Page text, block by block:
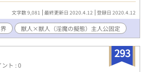
文字数 9,081 最終更新日 2020.4.12 登録日 2020.4.12
獣人×獣人（淫魔の擬態）主人公固定
293
ト : 0